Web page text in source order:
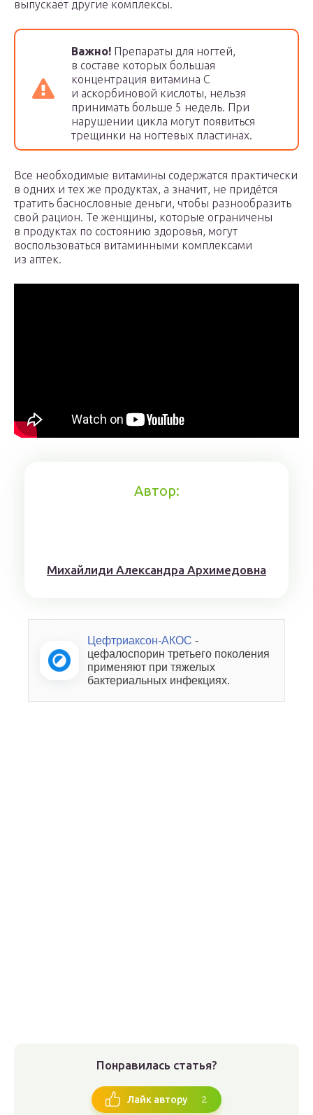
выпускает другие комплексы.
Важно! Препараты для ногтей,
в составе которых большая
концентрация витамина С
и аскорбиновой кислоты, нельзя
принимать больше 5 недель. При
нарушении цикла могут появиться
трещинки на ногтевых пластинах.
Все необходимые витамины содержатся практически
в одних и тех же продуктах, а значит, не придётся
тратить баснословные деньги, чтобы разнообразить
свой рацион. Те женщины, которые ограничены
в продуктах по состоянию здоровья, могут
воспользоваться витаминными комплексами
из аптек.
Автор:
Михaйлиди Aлександрa Aрхимедовна
Цефтриаксон-АКОС -
цефалоспорин третьего поколения
применяют при тяжелых
бактериальных инфекциях.
Понравилась статья?
Лайк автору 2